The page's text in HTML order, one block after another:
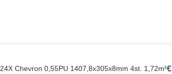
Chevron 0,55PU 1407,8x305x8mm 4st. 1,72m²€